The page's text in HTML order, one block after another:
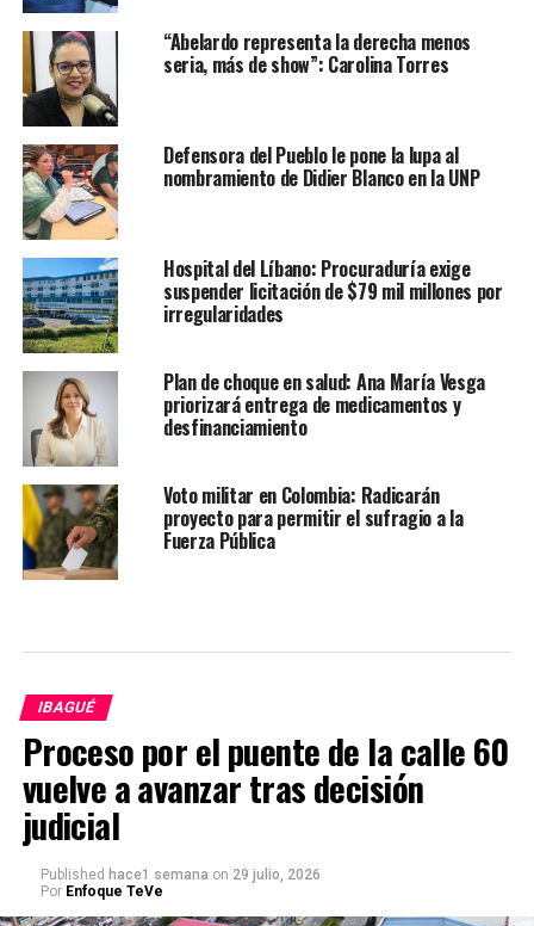
“Abelardo representa la derecha menos
seria, más de show”: Carolina Torres
Defensora del Pueblo le pone la lupa al
nombramiento de Didier Blanco en la UNP
Hospital del Líbano: Procuraduría exige
suspender licitación de $79 mil millones por
irregularidades
Plan de choque en salud: Ana María Vesga
priorizará entrega de medicamentos y
desfinanciamiento
Voto militar en Colombia: Radicarán
proyecto para permitir el sufragio a la
Fuerza Pública
IBAGUÉ
Proceso por el puente de la calle 60
vuelve a avanzar tras decisión
judicial
Published hace1 semana on 29 julio, 2026
Por Enfoque TeVe